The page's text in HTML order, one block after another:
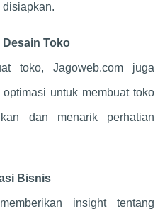
Toko
toko, Jagoweb.com juga
untuk membuat toko
dan menarik perhatian
Bisnis
insight tentang